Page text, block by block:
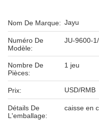
Nom De Marque: Jayu
Numéro De
Modèle:
JU-9600-
Nombre De
Pièces:
1 jeu
Prix: USD/RMB
Détails De
L'emballage:
caisse en